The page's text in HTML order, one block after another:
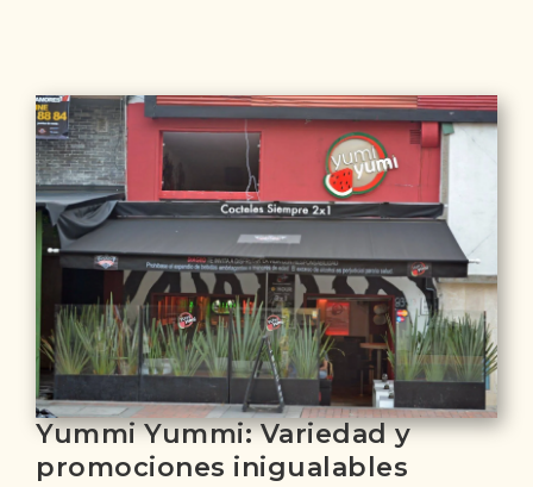
Yummi Yummi: Variedad y
promociones inigualables